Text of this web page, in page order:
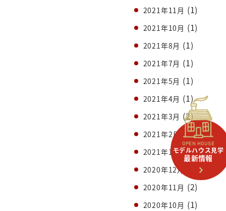
OPEN HOUSE
モデルハウス見学
最新情報
2021年11月 (1)
2021年10月 (1)
2021年8月 (1)
2021年7月 (1)
2021年5月 (1)
2021年4月 (1)
2021年3月 (2)
2021年2月 (1)
2021年1月(2)
2020年12月
2020年11月 (2)
2020年10月 (1)